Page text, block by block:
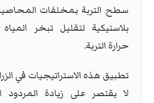
سطح التربة بمخلفات
بلاستيكية لتقليل تبخر
حرارة التربة.
تطبيق هذه الاستراتيجيات في
لا يقتصر على زيادة المردود